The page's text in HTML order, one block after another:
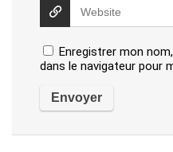
Enregistrer mon
dans le navigateur pour